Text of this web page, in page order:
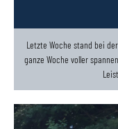
Letzte Woche stand bei
ganze Woche voller